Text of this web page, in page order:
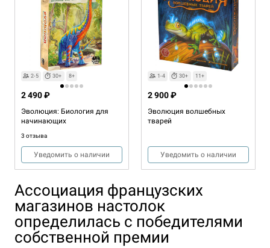
2-5 30+ 8+
Эволюция: Биология для
начинающих
3 отзыва
2 490 ₽
Уведомить о наличии
1-4 30+ 11+
Эволюция волшебных
тварей
2 900 ₽
Уведомить о наличии
Ассоциация французских
магазинов настолок
определилась с победителями
собственной премии